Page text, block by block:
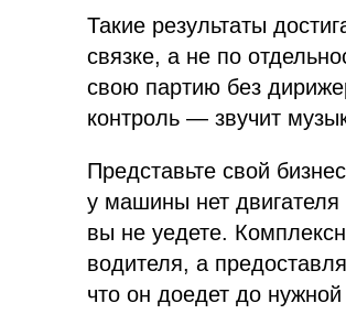
Такие результаты
связке, а не по
свою партию без
контроль — звучит
Представьте свой
у машины нет
вы не уедете.
водителя, а
что он доедет до нужной